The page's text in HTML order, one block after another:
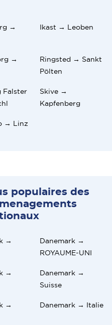
→
Ikast → Leoben
→
Ringsted → Sankt
Pölten
Falster
Skive →
Kapfenberg
→ Linz
populaires des
→
Danemark →
ROYAUME-UNI
→
Danemark →
Suisse
→
Danemark → Italie